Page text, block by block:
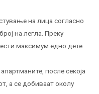
на лица согласно
на легла. Преку
максимум едно дете
после секоја
а се добиваат околу